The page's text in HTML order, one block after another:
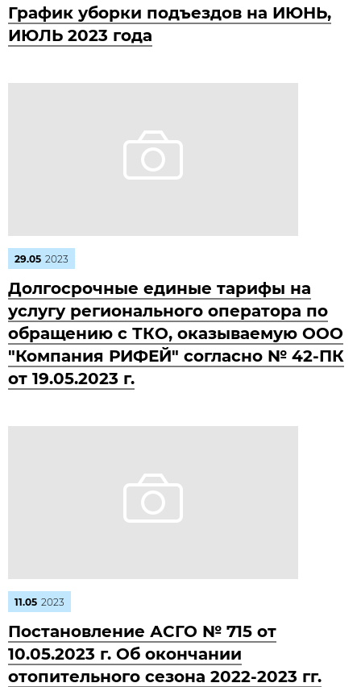
График уборки подъездов на ИЮНЬ,
ИЮЛЬ 2023 года
29.05 2023
Долгосрочные единые тарифы на
услугу регионального оператора по
обращению с ТКО, оказываемую ООО
"Компания РИФЕЙ" согласно № 42-ПК
от 19.05.2023 г.
11.05 2023
Постановление АСГО № 715 от
10.05.2023 г. Об окончании
отопительного сезона 2022-2023 гг.